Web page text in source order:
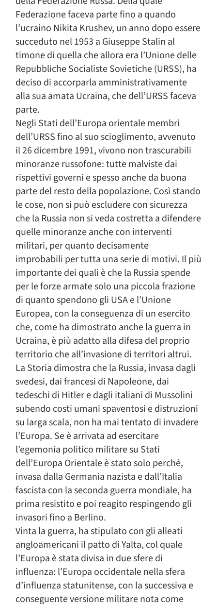
Federazione faceva parte fino a quando
l’ucraino Nikita Krushev, un anno dopo essere
succeduto nel 1953 a Giuseppe Stalin al
timone di quella che allora era l’Unione delle
Repubbliche Socialiste Sovietiche (URSS), ha
deciso di accorparla amministrativamente
alla sua amata Ucraina, che dell’URSS faceva
parte.
Negli Stati dell’Europa orientale membri
dell’URSS fino al suo scioglimento, avvenuto
il 26 dicembre 1991, vivono non trascurabili
minoranze russofone: tutte malviste dai
rispettivi governi e spesso anche da buona
parte del resto della popolazione. Così stando
le cose, non si può escludere con sicurezza
che la Russia non si veda costretta a difendere
quelle minoranze anche con interventi
militari, per quanto decisamente
improbabili per tutta una serie di motivi. Il più
importante dei quali è che la Russia spende
per le forze armate solo una piccola frazione
di quanto spendono gli USA e l’Unione
Europea, con la conseguenza di un esercito
che, come ha dimostrato anche la guerra in
Ucraina, è più adatto alla difesa del proprio
territorio che all’invasione di territori altrui.
La Storia dimostra che la Russia, invasa dagli
svedesi, dai francesi di Napoleone, dai
tedeschi di Hitler e dagli italiani di Mussolini
subendo costi umani spaventosi e distruzioni
su larga scala, non ha mai tentato di invadere
l’Europa. Se è arrivata ad esercitare
l’egemonia politico militare su Stati
dell’Europa Orientale è stato solo perché,
invasa dalla Germania nazista e dall’Italia
fascista con la seconda guerra mondiale, ha
prima resistito e poi reagito respingendo gli
invasori fino a Berlino.
Vinta la guerra, ha stipulato con gli alleati
angloamericani il patto di Yalta, col quale
l’Europa è stata divisa in due sfere di
influenza: l’Europa occidentale nella sfera
d’influenza statunitense, con la successiva e
conseguente versione militare nota come